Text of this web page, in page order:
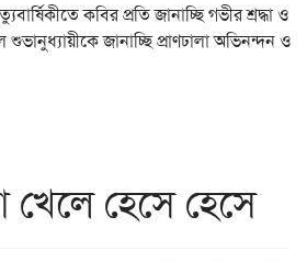
কবির প্রতি জানাচ্ছি গভীর শ্রদ্ধা ও
জানাচ্ছি প্রাণঢালা অভিনন্দন ও
খেলে হেসে হেসে